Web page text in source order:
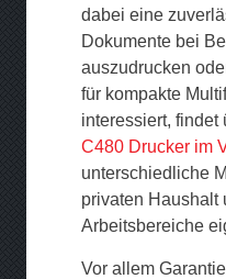
dabei eine
Dokumente bei
auszudrucken
für kompakte
interessiert, findet
C480 Drucker im
unterschiedliche
privaten Haushalt
Arbeitsbereiche
Vor allem